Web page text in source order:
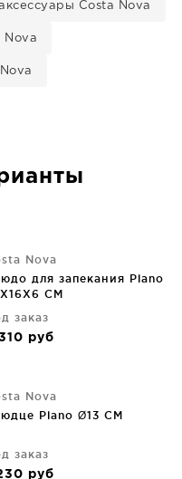
Costa Nova
Nova
Nova
для запекания Plano
CM
заказ
руб
Nova
Plano Ø13 CM
заказ
руб